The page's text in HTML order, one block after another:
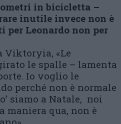
in bicicletta –
inutile invece non è
Leonardo non per
Viktoryia, «Le
le spalle – lamenta
Io voglio le
perché non è normale
siamo a Natale, noi
maniera qua, non è